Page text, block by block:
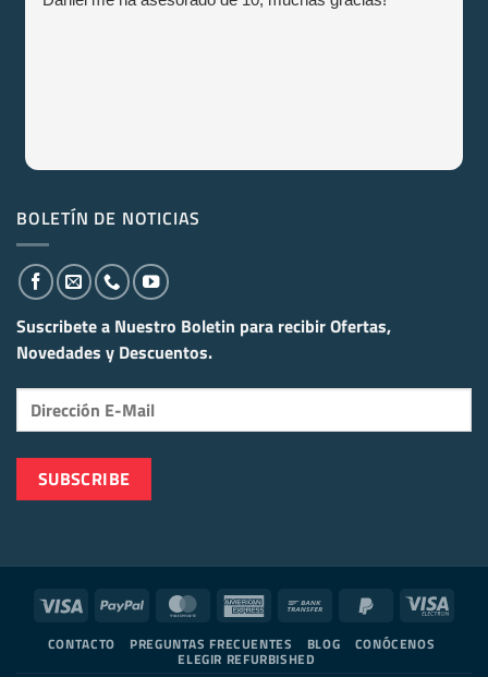
BOLETÍN DE NOTICIAS
Suscribete a Nuestro Boletin para recibirOfertas,
Novedades y Descuentos.
Visa PayPal MasterCard American
PayPal
Visa
CONTACTO PREGUNTAS FRECUENTES BLOG CONÓCENOS
ELEGIR REFURBISHED